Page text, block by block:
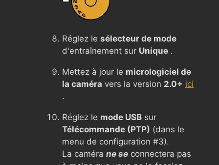
Réglez le sélecteur de mode
d'entraînement sur Unique .
Mettez à jour le micrologiciel de
la caméra vers la version 2.0+ ici
.
Réglez le mode USB sur
Télécommande (PTP) (dans le
menu de configuration #3).
La caméra ne se connectera pas